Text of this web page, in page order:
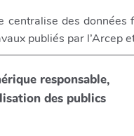
centralise des
publiés par l’Arcep et
responsable,
des publics